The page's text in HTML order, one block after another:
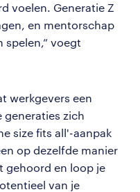
voelen. Generatie Z
en mentorschap
spelen,” voegt
werkgevers een
generaties zich
size fits all'-aanpak
op dezelfde manier
gehoord en loop je
van je